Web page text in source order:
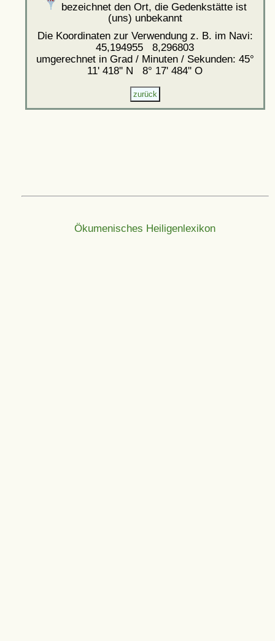
bezeichnet den Ort, die Gedenkstätte ist
(uns) unbekannt
Die Koordinaten zur Verwendung z. B. im Navi:
45,194955 8,296803
umgerechnet in Grad / Minuten / Sekunden: 45°
11' 418'' N 8° 17' 484'' O
Ökumenisches Heiligenlexikon